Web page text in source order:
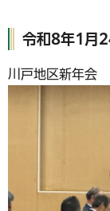
令和8年1月
川戸地区新年会